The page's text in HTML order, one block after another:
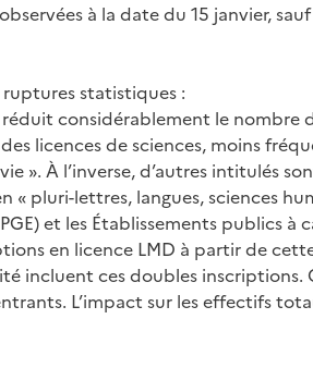
à la date du 15 janvier,
statistiques :
considérablement le
licences de sciences, moins
». À l’inverse, d’autres intitulés
pluri-lettres, langues, sciences
et les Établissements publics
en licence LMD à partir de
incluent ces doubles
L’impact sur les effectifs